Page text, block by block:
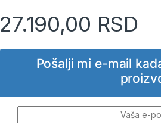
27.190,00 RSD
Pošalji mi e-mail